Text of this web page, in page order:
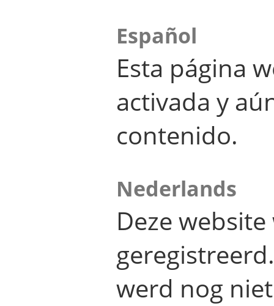
Español
Esta página
activada y
contenido.
Nederlands
Deze
werd nog